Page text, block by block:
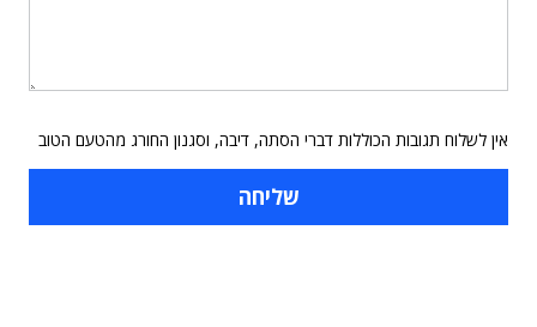
אין לשלוח תגובות הכוללות דברי הסתה, דיבה, וסגנון החורג מהטעם הטוב